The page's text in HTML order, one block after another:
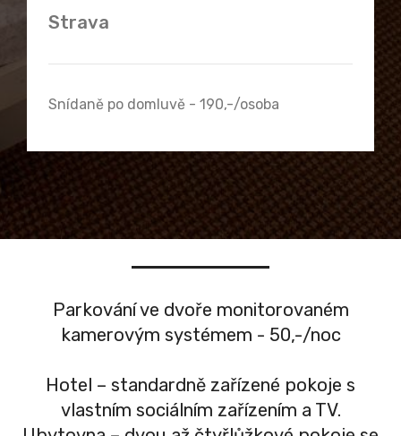
Strava
Snídaně po domluvě - 190,-/osoba
Parkování ve dvoře monitorovaném
kamerovým systémem - 50,-/noc
Hotel – standardně zařízené pokoje s
vlastním sociálním zařízením a TV.